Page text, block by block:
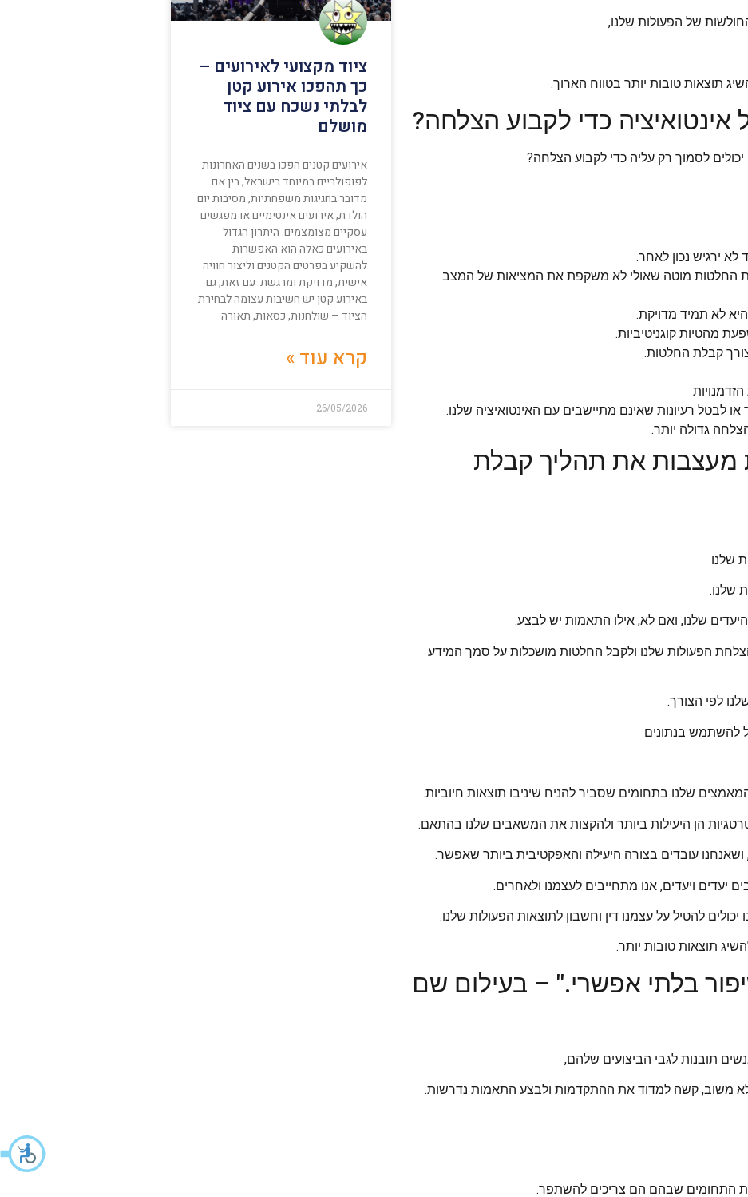
של הפעולות שלנו,
תוצאות טובות יותר בטווח הארוך.
כדי לקבוע הצלחה?
לסמוך רק עליה כדי לקבוע הצלחה?
ירגיש נכון לאחר.
החלטות מוטה שאולי לא משקפת את המציאות של המצב.
לא תמיד מדויקת.
מהטיות קוגניטיביות.
קבלת החלטות.
או לבטל רעיונות שאינם מתיישבים עם האינטואיציה שלנו.
גדולה יותר.
מעצבות את תהליך קבלת
שלנו
שלנו.
שלנו, ואם לא, אילו התאמות יש לבצע.
הפעולות שלנו ולקבל החלטות מושכלות על סמך המידע
לפי הצורך.
להשתמש בנתונים
שלנו בתחומים שסביר להניח שיניבו תוצאות חיוביות.
הן היעילות ביותר ולהקצות את המשאבים שלנו בהתאם.
עובדים בצורה היעילה והאפקטיבית ביותר שאפשר.
ויעדים, אנו מתחייבים לעצמנו ולאחרים.
להטיל על עצמנו דין וחשבון לתוצאות הפעולות שלנו.
תוצאות טובות יותר.
בלתי אפשרי." – בעילום שם
תובנות לגבי הביצועים שלהם,
משוב, קשה למדוד את ההתקדמות ולבצע התאמות נדרשות.
התחומים שבהם הם צריכים להשתפר.
ציוד מקצועי לאירועים –
כך תהפכו אירוע קטן
לבלתי נשכח עם ציוד
מושלם
אירועים קטנים הפכו בשנים האחרונות
לפופולריים במיוחד בישראל, בין אם
מדובר בחגיגות משפחתיות, מסיבות יום
הולדת, אירועים אינטימיים או מפגשים
עסקיים מצומצמים. היתרון הגדול
באירועים כאלה הוא האפשרות
להשקיע בפרטים הקטנים וליצור חוויה
אישית, מדויקת ומרגשת. עם זאת, גם
באירוע קטן יש חשיבות עצומה לבחירת
הציוד – שולחנות, כסאות, תאורה
קרא עוד »
26/05/2026